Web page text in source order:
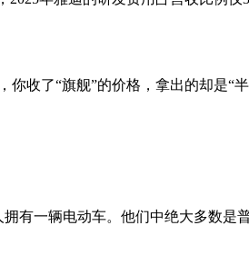
收了“旗舰”的价格，拿出的却是“
有一辆电动车。他们中绝大多数是